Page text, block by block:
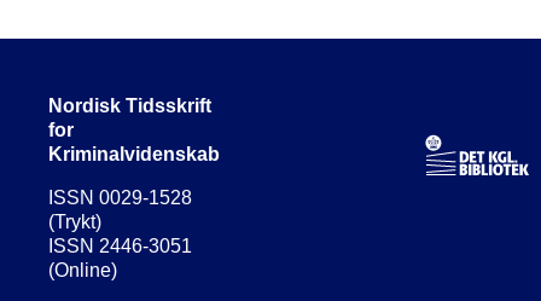
Nordisk Tidsskrift
for
Kriminalvidenskab
ISSN 0029-1528
(Trykt)
ISSN 2446-3051
(Online)